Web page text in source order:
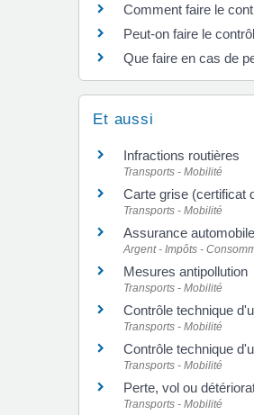
Comment faire le
Peut-on faire le
Que faire en cas de
Et aussi
Infractions routières
Transports - Mobilité
Carte grise (certificat
Transports - Mobilité
Assurance
Argent - Impôts -
Mesures antipollution
Transports - Mobilité
Contrôle technique
Transports - Mobilité
Contrôle technique
Transports - Mobilité
Perte, vol ou
Transports - Mobilité